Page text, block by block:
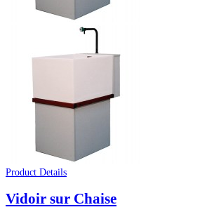
Product Details
Vidoir sur Chaise